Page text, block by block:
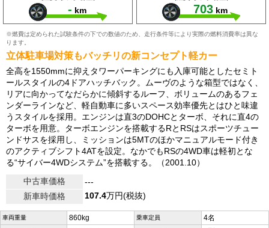
- km 703 km
※燃費は定められた試験条件の下での数値のため、走行条件等により実際の燃料消費率は異な
ります。
立体駐車場対策もバッチリの新コンセプト軽カー
全高を1550mmに抑えタワーパーキングにも入庫可能としたセミト
ールスタイルの4ドアハッチバック。ムーヴのような箱型ではなく、
リアに向かってなだらかに傾斜するルーフ、ボリュームのあるフェ
ンダーラインなど、軽自動車に多いスペース効率優先とはひと味違
うスタイルを採用。エンジンは直3のDOHCとターボ、それに直4の
ターボを用意。ターボエンジンを搭載するRとRSはスポーツチュー
ンドサスを採用し、ミッションは5MTのほかマニュアルモード付き
のアクティブシフト4ATを設定。なかでもRSの4WD車は軽初とな
る“サイバー4WDシステム”を搭載する。（2001.10）
中古車価格
---
新車時価格
107.4万円(税抜)
車両重量 860kg 乗車定員 4名